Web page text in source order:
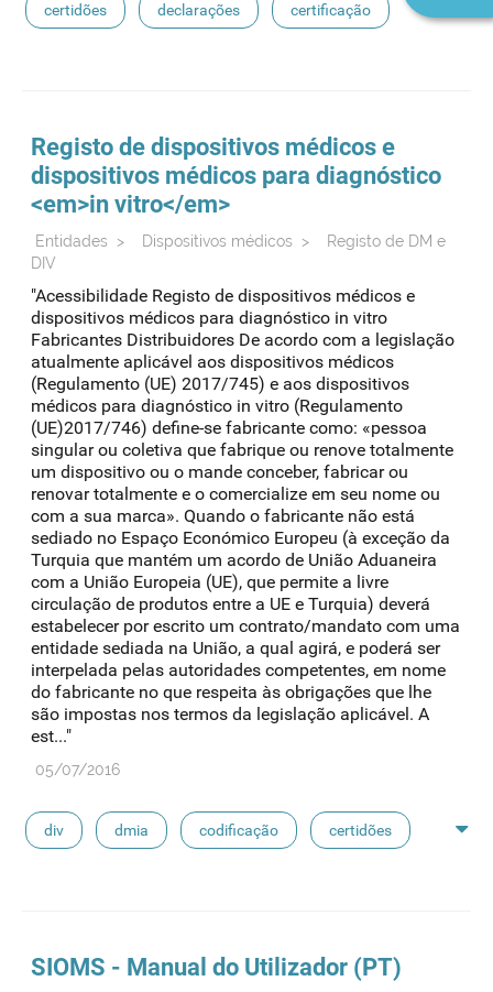
certidões declarações certificação
medicamentos de referência
Registo de dispositivos médicos e
dispositivos médicos para diagnóstico
<em>in vitro</em>
Entidades > Dispositivos médicos >
Registo de DM e
DIV
"Acessibilidade Registo de dispositivos médicos e
dispositivos médicos para diagnóstico in vitro
Fabricantes Distribuidores De acordo com a legislação
atualmente aplicável aos dispositivos médicos
(Regulamento (UE) 2017/745) e aos dispositivos
médicos para diagnóstico in vitro (Regulamento
(UE)2017/746) define-se fabricante como: «pessoa
singular ou coletiva que fabrique ou renove totalmente
um dispositivo ou o mande conceber, fabricar ou
renovar totalmente e o comercialize em seu nome ou
com a sua marca». Quando o fabricante não está
sediado no Espaço Económico Europeu (à exceção da
Turquia que mantém um acordo de União Aduaneira
com a União Europeia (UE), que permite a livre
circulação de produtos entre a UE e Turquia) deverá
estabelecer por escrito um contrato/mandato com uma
entidade sediada na União, a qual agirá, e poderá ser
interpelada pelas autoridades competentes, em nome
do fabricante no que respeita às obrigações que lhe
são impostas nos termos da legislação aplicável. A
est..."
05/07/2016
div dmia codificação certidões
SIOMS - Manual do Utilizador (PT)